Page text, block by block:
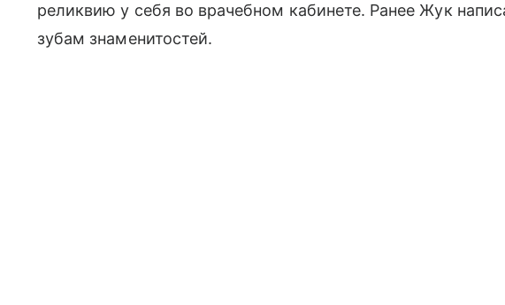
реликвию у себя во врачебном кабинете. Ранее Жук
зубам знаменитостей.